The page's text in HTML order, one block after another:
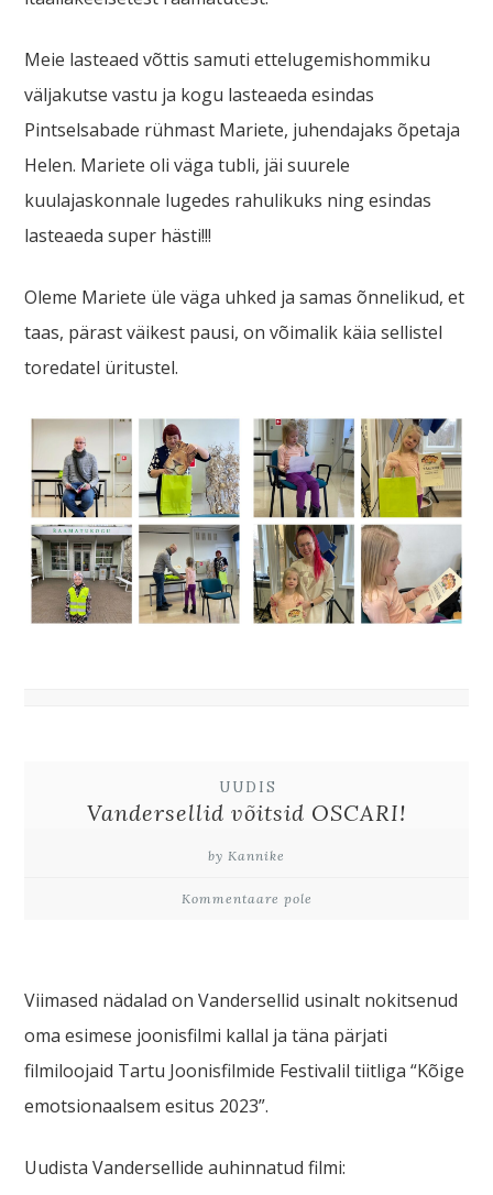
Meie lasteaed võttis samuti ettelugemishommiku
väljakutse vastu ja kogu lasteaeda esindas
Pintselsabade rühmast Mariete, juhendajaks õpetaja
Helen. Mariete oli väga tubli, jäi suurele
kuulajaskonnale lugedes rahulikuks ning esindas
lasteaeda super hästi!!!
Oleme Mariete üle väga uhked ja samas õnnelikud, et
taas, pärast väikest pausi, on võimalik käia sellistel
toredatel üritustel.
UUDIS
Vandersellid võitsid OSCARI!
by Kannike
Kommentaare pole
Viimased nädalad on Vandersellid usinalt nokitsenud
oma esimese joonisfilmi kallal ja täna pärjati
filmiloojaid Tartu Joonisfilmide Festivalil tiitliga “Kõige
emotsionaalsem esitus 2023”.
Uudista Vandersellide auhinnatud filmi: